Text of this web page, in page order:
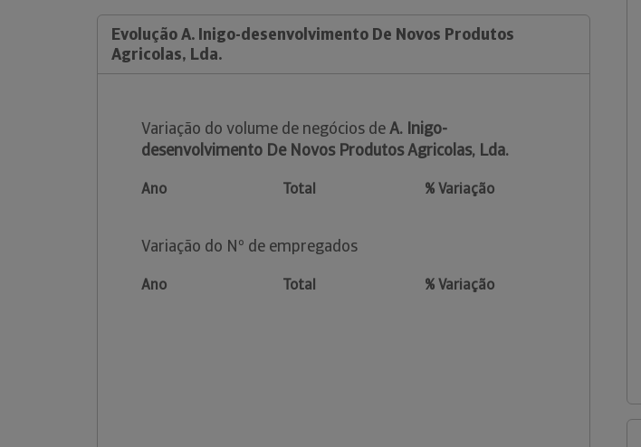
Evolução A. Inigo-desenvolvimento De Novos Produtos
Agricolas, Lda.
Variação do volume de negócios deA. Inigo-
desenvolvimento De Novos Produtos Agricolas, Lda.
Ano Total % Variação
Variação do Nº de empregados
Ano Total % Variação